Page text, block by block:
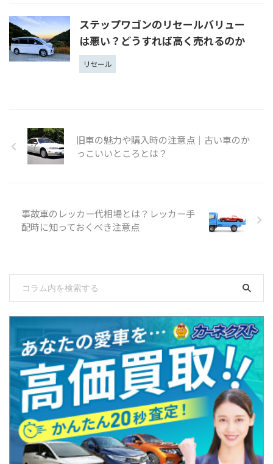
ステップワゴンのリセールバリュー
は悪い？どうすれば高く売れるのか
リセール
旧車の魅力や購入時の注意点│古い車のか
っこいいところとは？
事故車のレッカー代相場とは？レッカー手
配時に知っておくべき注意点